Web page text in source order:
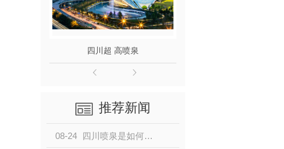
四川超 高喷泉
推荐新闻
08-24 四川喷泉是如何喷水的？